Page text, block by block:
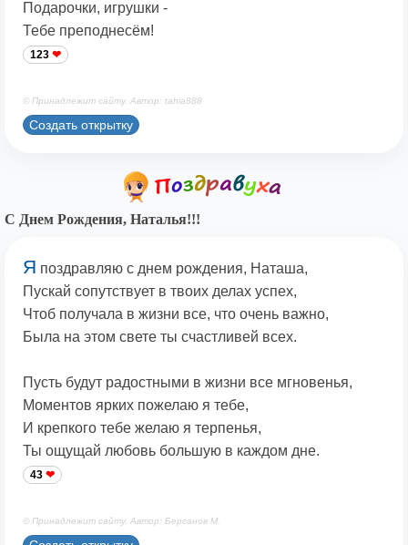
Подарочки, игрушки -
Тебе преподнесём!
123
© Принадлежит сайту. Автор: tahia888
Создать открытку
С Днем Рождения, Наталья!!!
Я поздравляю с днем рождения, Наташа,
Пускай сопутствует в твоих делах успех,
Чтоб получала в жизни все, что очень важно,
Была на этом свете ты счастливей всех.
Пусть будут радостными в жизни все мгновенья,
Моментов ярких пожелаю я тебе,
И крепкого тебе желаю я терпенья,
Ты ощущай любовь большую в каждом дне.
43
© Принадлежит сайту. Автор: Берсанов М.